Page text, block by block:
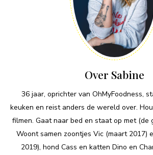
Over Sabine
36 jaar, oprichter van OhMyFoodness,
keuken en reist anders de wereld over.
filmen. Gaat naar bed en staat op met (de
Woont samen zoontjes Vic (maart 2017)
2019), hond Cass en katten Dino en